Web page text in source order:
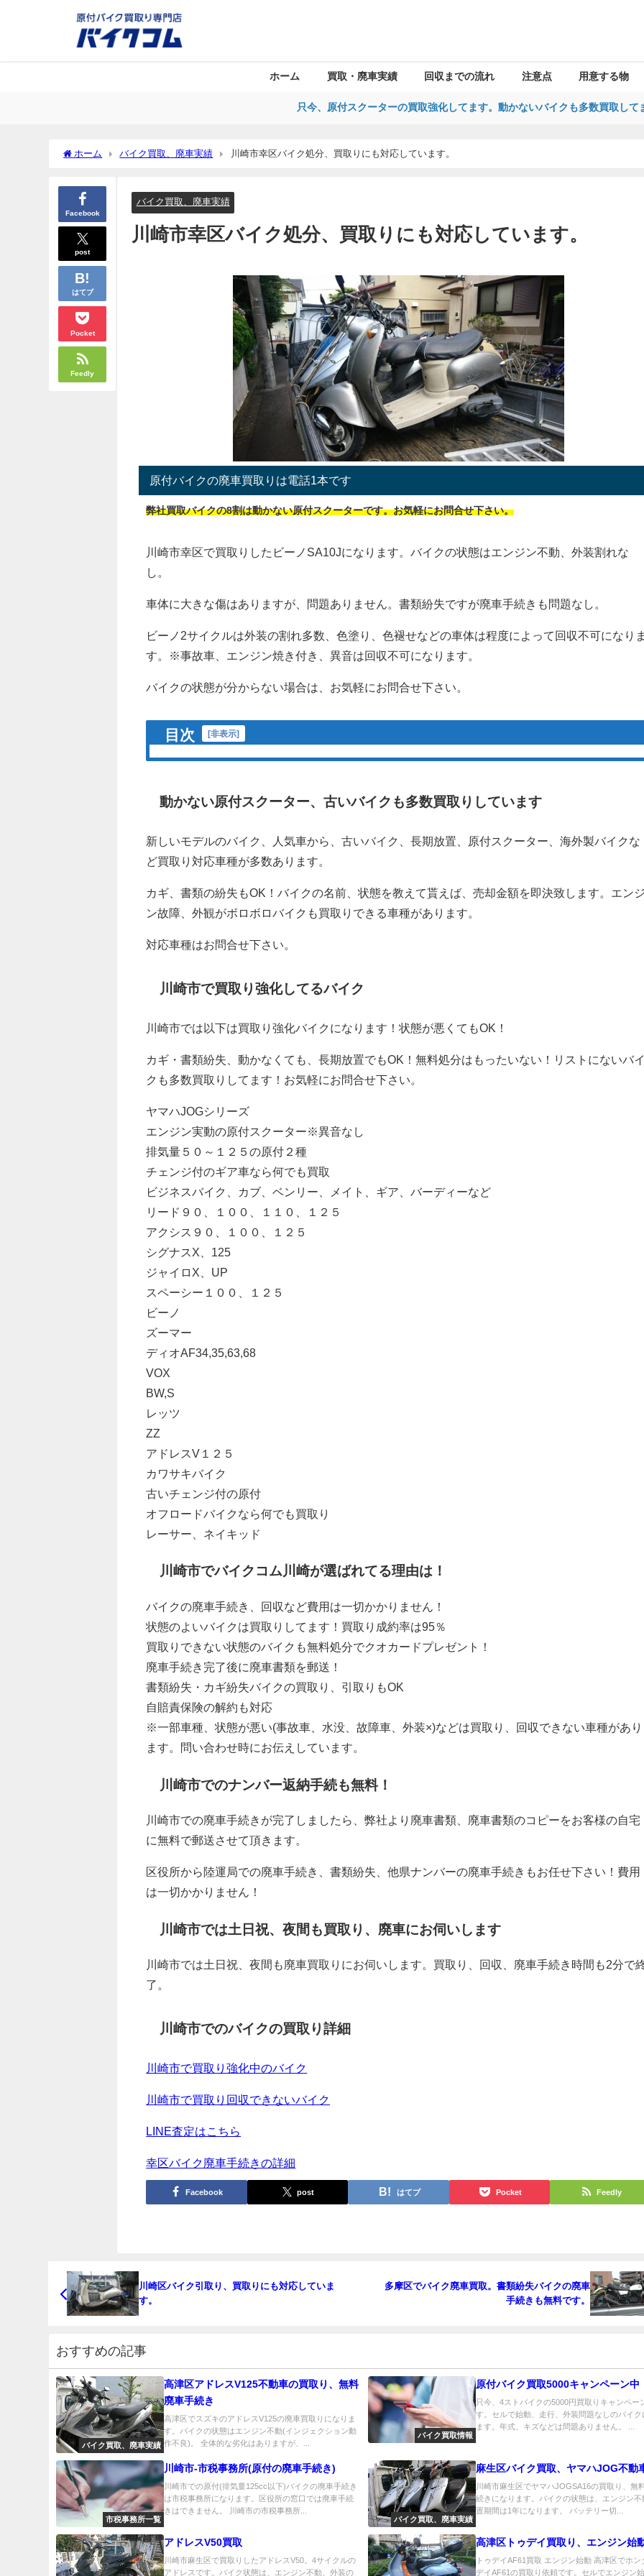
ホーム 買取・廃車実績 回収までの流れ 注意点 用意する物
只今、原付スクーターの買取強化してます。動かないバイクも多数買取して
ホーム バイク買取、廃車実績 川崎市幸区バイク処分、買取りにも対応しています。
Facebook
post
はてブ
Pocket
Feedly
バイク買取、廃車実績
川崎市幸区バイク処分、買取りにも対応しています。
原付バイクの廃車買取りは電話1本です
弊社買取バイクの8割は動かない原付スクーターです。お気軽にお問合せ下さい。
川崎市幸区で買取りしたビーノSA10Jになります。バイクの状態はエンジン不動、外装割れな
し。
車体に大きな傷はありますが、問題ありません。書類紛失ですが廃車手続きも問題なし。
ビーノ2サイクルは外装の割れ多数、色塗り、色褪せなどの車体は程度によって回収不可になり
す。※事故車、エンジン焼き付き、異音は回収不可になります。
バイクの状態が分からない場合は、お気軽にお問合せ下さい。
目次 [非表示]
動かない原付スクーター、古いバイクも多数買取りしています
新しいモデルのバイク、人気車から、古いバイク、長期放置、原付スクーター、海外製バイクな
ど買取り対応車種が多数あります。
カギ、書類の紛失もOK！バイクの名前、状態を教えて貰えば、売却金額を即決致します。エン
ン故障、外観がボロボロバイクも買取りできる車種があります。
対応車種はお問合せ下さい。
川崎市で買取り強化してるバイク
川崎市では以下は買取り強化バイクになります！状態が悪くてもOK！
カギ・書類紛失、動かなくても、長期放置でもOK！無料処分はもったいない！リストにないバ
クも多数買取りしてます！お気軽にお問合せ下さい。
ヤマハJOGシリーズ
エンジン実動の原付スクーター※異音なし
排気量５０～１２５の原付２種
チェンジ付のギア車なら何でも買取
ビジネスバイク、カブ、ベンリー、メイト、ギア、バーディーなど
リード９０、１００、１１０、１２５
アクシス９０、１００、１２５
シグナスX、125
ジャイロX、UP
スペーシー１００、１２５
ビーノ
ズーマー
ディオAF34,35,63,68
VOX
BW,S
レッツ
ZZ
アドレスV１２５
カワサキバイク
古いチェンジ付の原付
オフロードバイクなら何でも買取り
レーサー、ネイキッド
川崎市でバイクコム川崎が選ばれてる理由は！
バイクの廃車手続き、回収など費用は一切かかりません！
状態のよいバイクは買取りしてます！買取り成約率は95％
買取りできない状態のバイクも無料処分でクオカードプレゼント！
廃車手続き完了後に廃車書類を郵送！
書類紛失・カギ紛失バイクの買取り、引取りもOK
自賠責保険の解約も対応
※一部車種、状態が悪い(事故車、水没、故障車、外装×)などは買取り、回収できない車種があり
ます。問い合わせ時にお伝えしています。
川崎市でのナンバー返納手続も無料！
川崎市での廃車手続きが完了しましたら、弊社より廃車書類、廃車書類のコピーをお客様の自宅
に無料で郵送させて頂きます。
区役所から陸運局での廃車手続き、書類紛失、他県ナンバーの廃車手続きもお任せ下さい！費用
は一切かかりません！
川崎市では土日祝、夜間も買取り、廃車にお伺いします
川崎市では土日祝、夜間も廃車買取りにお伺いします。買取り、回収、廃車手続き時間も2分で
了。
川崎市でのバイクの買取り詳細
川崎市で買取り強化中のバイク
川崎市で買取り回収できないバイク
LINE査定はこちら
幸区バイク廃車手続きの詳細
Facebook post はてブ Pocket Feedly
川崎区バイク引取り、買取りにも対応していま
す。
多摩区でバイク廃車買取。書類紛失バイクの廃車
手続きも無料です。
おすすめの記事
バイク買取、廃車実績
高津区アドレスV125不動車の買取り、無料
廃車手続き
高津区でスズキのアドレスV125の廃車買取りになりま
す。バイクの状態はエンジン不動(インジェクション動
作不良)。 全体的な劣化はありますが、...
バイク買取情報
原付バイク買取5000キャンペーン中
只今、4ストバイクの5000円買取りキャンペー
す。セルで始動、走行、外装問題なしのバイク
ます。年式、キズなどは問題ありません。 ...
市税事務所一覧
川崎市-市税事務所(原付の廃車手続き)
川崎市での原付(排気量125cc以下)バイクの廃車手続き
は市税事務所になります。区役所の窓口では廃車手続
きはできません。 川崎市の市税事務所...
バイク買取、廃車実績
麻生区バイク買取、ヤマハJOG不動
川崎市麻生区でヤマハJOGSA16の買取り、無
続きになります。バイクの状態は、エンジン不
置期間は1年になります。 バッテリー切...
アドレスV50買取
川崎市麻生区で買取りしたアドレスV50。4サイクルの
アドレスです。バイク状態は、エンジン不動、外装の
高津区トゥデイ買取り、エンジン始
トゥデイAF61買取 エンジン始動 高津区でホン
デイAF61の買取り依頼です。セルでエンジン